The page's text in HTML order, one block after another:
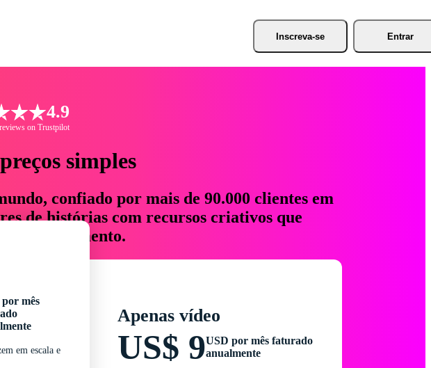
Inscreva-se Entrar
4.9
on Trustpilot
simples
confiado por mais de 90.000 clientes em
de histórias com recursos criativos que
e orçamento.
mês
em escala e
Apenas vídeo
US$ 9USD por mês faturado
anualmente